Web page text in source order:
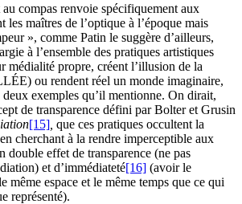
compas renvoie spécifiquement aux
les maîtres de l’optique à l’époque mais
», comme Patin le suggère d’ailleurs,
à l’ensemble des pratiques artistiques
médialité propre, créent l’illusion de la
ou rendent réel un monde imaginaire,
exemples qu’il mentionne. On dirait,
de transparence défini par Bolter et Grusin
[15] que ces pratiques occultent la
cherchant à la rendre imperceptible aux
double effet de transparence (ne pas
et d’immédiateté[16] (avoir le
même espace et le même temps que ce qui
représenté).